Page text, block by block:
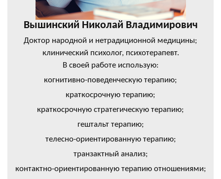
Вышинский Николай Владимирович
Доктор народной и нетрадиционной медицины;
клинический психолог, психотерапевт.
В своей работе использую:
когнитивно-поведенческую терапию;
краткосрочную терапию;
краткосрочную стратегическую терапию;
гештальт терапию;
телесно-ориентированную терапию;
транзактный анализ;
контактно-ориентированную терапию отношениями;